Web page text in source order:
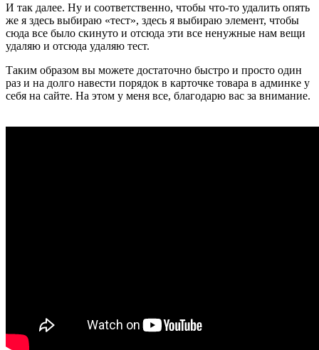
И так далее. Ну и соответственно, чтобы что-то удалить опять
же я здесь выбираю «тест», здесь я выбираю элемент, чтобы
сюда все было скинуто и отсюда эти все ненужные нам вещи
удаляю и отсюда удаляю тест.
Таким образом вы можете достаточно быстро и просто один
раз и на долго навести порядок в карточке товара в админке у
себя на сайте. На этом у меня все, благодарю вас за внимание.